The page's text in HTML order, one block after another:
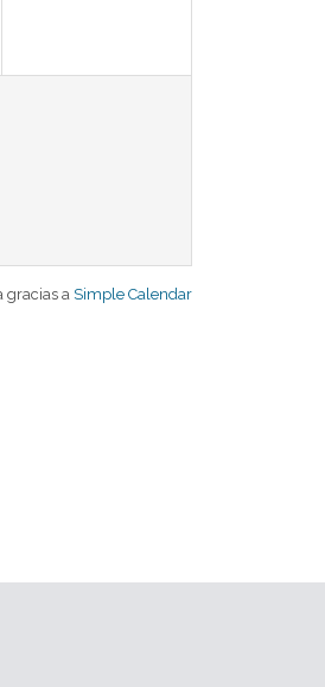
gracias a Simple Calendar